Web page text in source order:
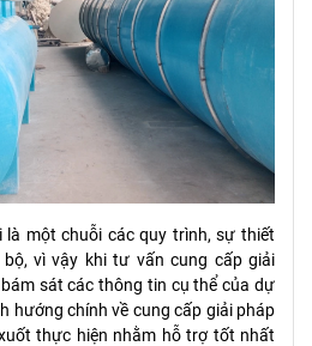
một chuỗi các quy trình, sự thiết
vì vậy khi tư vấn cung cấp giải
sát các thông tin cụ thể của dự
hướng chính về cung cấp giải pháp
thực hiện nhằm hỗ trợ tốt nhất